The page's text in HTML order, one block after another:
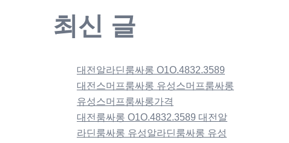
최신 글
대전알라딘룸싸롱 O1O.4832.3589
대전스머프룸싸롱 유성스머프룸싸롱
유성스머프룸싸롱가격
대전룸싸롱 O1O.4832.3589 대전알
라딘룸싸롱 유성알라딘룸싸롱 유성